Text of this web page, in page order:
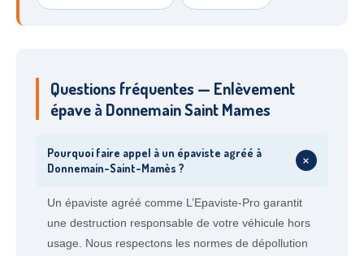
Questions fréquentes — Enlèvement
épave à Donnemain Saint Mames
Pourquoi faire appel à un épaviste agréé à
Donnemain-Saint-Mamès ?
+
Un épaviste agréé comme L’Epaviste-Pro garantit
une destruction responsable de votre véhicule hors
usage. Nous respectons les normes de dépollution